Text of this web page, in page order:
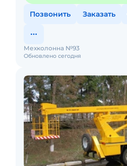
Позвонить Заказать
Обновлено сегодня
Мехколонна №93